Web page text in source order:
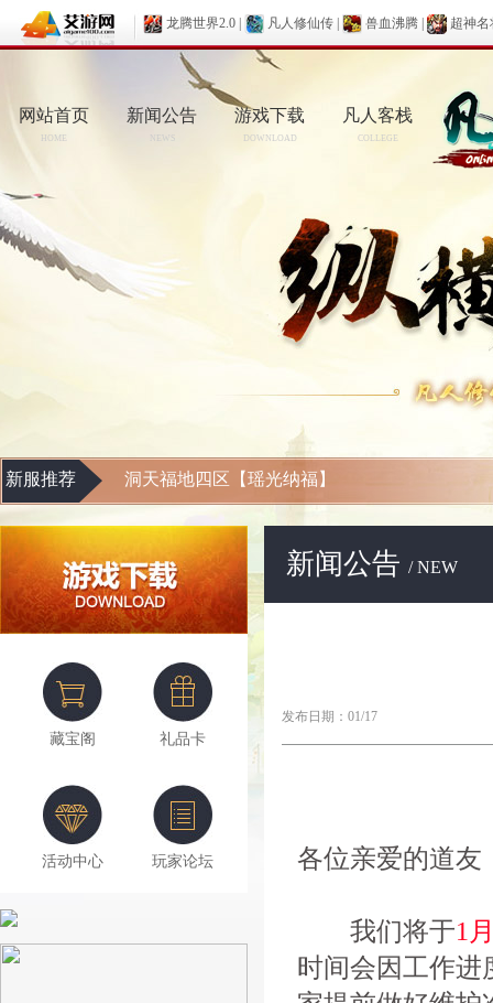
龙腾世界2.0 凡人修仙传 兽血沸腾 超神名
网站首页
HOME
新闻公告
NEWS
游戏下载
DOWNLOAD
凡人客栈
COLLEGE
新服推荐 洞天福地四区【瑶光纳福】
藏宝阁 礼品卡
活动中心 玩家论坛
新闻公告 / NEW
发布日期：01/17
各位亲爱的道友
我们将于1
时间会因工作进